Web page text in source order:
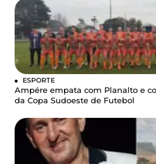
ESPORTE
Ampére empata com Planalto e
da Copa Sudoeste de Futebol